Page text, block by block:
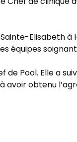
Elisabeth à
équipes
de Pool. Elle a
obtenu